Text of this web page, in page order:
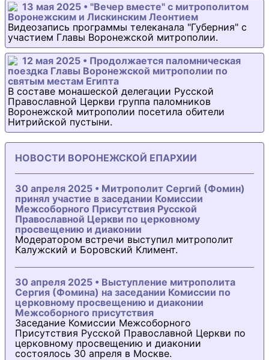
13 мая 2025 • "Вечер вместе" с митрополитом
Воронежским и Лискинским Леонтием
Видеозапись программы телеканала "Губерния" с
участием Главы Воронежской митрополии.
12 мая 2025 • Продолжается паломническая
поездка Главы Воронежской митрополии по
святым местам Египта
В составе монашеской делегации Русской
Православной Церкви группа паломников
Воронежской митрополии посетила обители
Нитрийской пустыни.
НОВОСТИ ВОРОНЕЖСКОЙ ЕПАРХИИ
30 апреля 2025 • Митрополит Сергий (Фомин)
принял участие в заседании Комиссии
Межсоборного Присутствия Русской
Православной Церкви по церковному
просвещению и диаконии
Модератором встречи выступил митрополит
Калужский и Боровский Климент.
30 апреля 2025 • Выступление митрополита
Сергия (Фомина) на заседании Комиссии по
церковному просвещению и диаконии
Межсоборного присутствия
Заседание Комиссии Межсоборного
Присутствия Русской Православной Церкви по
церковному просвещению и диаконии
состоялось 30 апреля в Москве.